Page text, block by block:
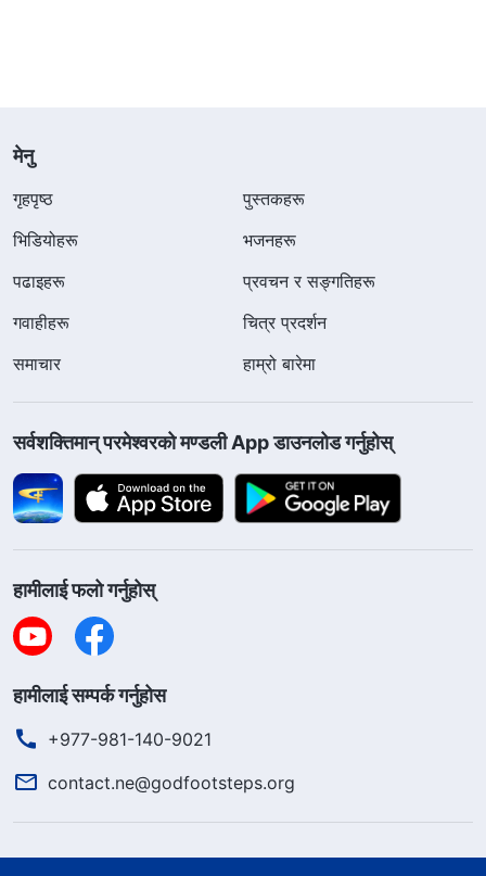
मेनु
गृहपृष्ठ
पुस्तकहरू
भिडियोहरू
भजनहरू
पढाइहरू
प्रवचन र सङ्गतिहरू
गवाहीहरू
चित्र प्रदर्शन
समाचार
हाम्रो बारेमा
सर्वशक्तिमान्‌ परमेश्‍वरको मण्डली App डाउनलोड गर्नुहोस्
हामीलाई फलो गर्नुहोस्
हामीलाई सम्पर्क गर्नुहोस
+977-981-140-9021
contact.ne@godfootsteps.org